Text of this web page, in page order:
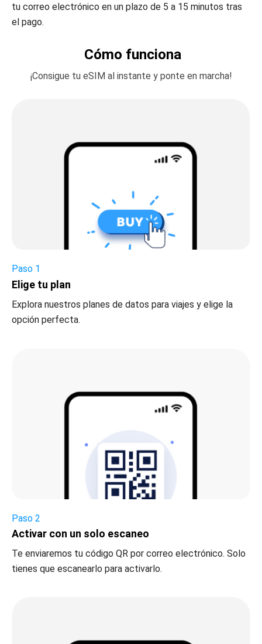
tu correo electrónico en un plazo de 5 a 15 minutos tras
el pago.
Cómo funciona
¡Consigue tu eSIM al instante y ponte en marcha!
Paso 1
Elige tu plan
Explora nuestros planes de datos para viajes y elige la
opción perfecta.
Paso 2
Activar con un solo escaneo
Te enviaremos tu código QR por correo electrónico. Solo
tienes que escanearlo para activarlo.